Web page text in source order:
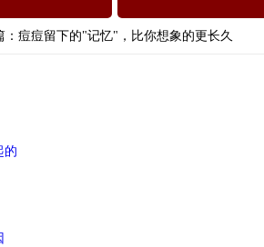
痘痘留下的"记忆"，比你想象的更长久
的